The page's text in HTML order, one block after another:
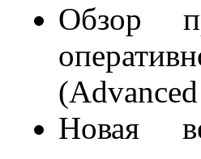
Обзор
Новая